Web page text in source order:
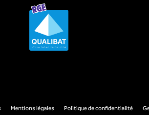
Mentions légales Politique de confidentialité